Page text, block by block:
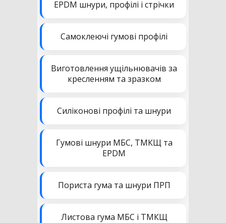
EPDM шнури, профілі і стрічки
Самоклеючі гумові профілі
Виготовлення ущільнювачів за
кресленням та зразком
Силіконові профілі та шнури
Гумові шнури МБС, ТМКЩ та
EPDM
Пориста гума та шнури ПРП
Листова гума МБС і ТМКЩ